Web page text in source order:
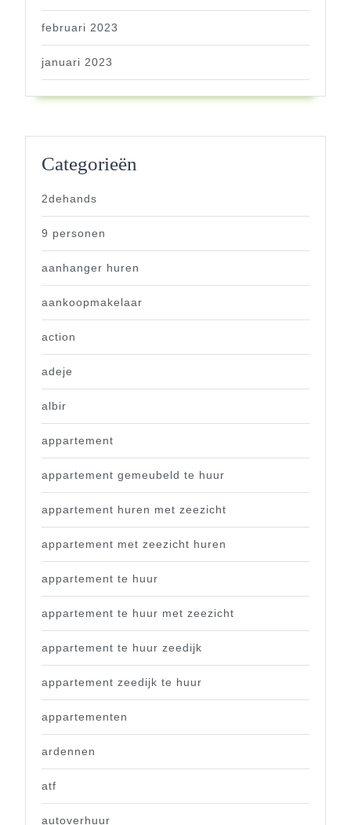
februari 2023
januari 2023
Categorieën
2dehands
9 personen
aanhanger huren
aankoopmakelaar
action
adeje
albir
appartement
appartement gemeubeld te huur
appartement huren met zeezicht
appartement met zeezicht huren
appartement te huur
appartement te huur met zeezicht
appartement te huur zeedijk
appartement zeedijk te huur
appartementen
ardennen
atf
autoverhuur